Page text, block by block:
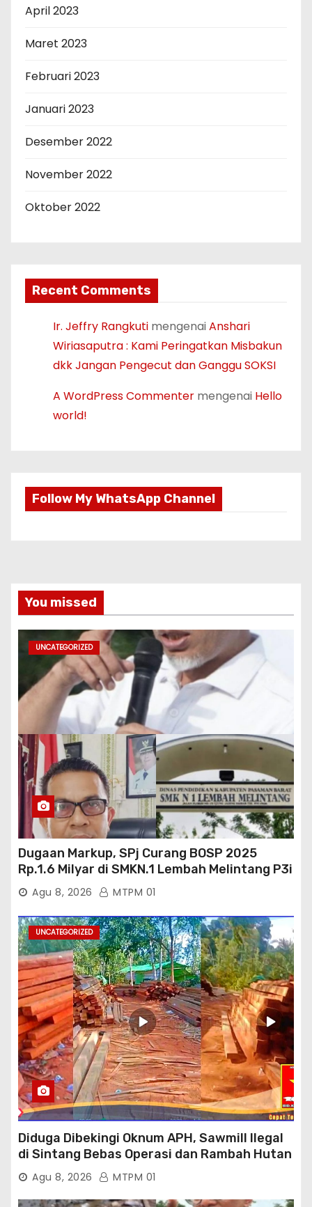
April 2023
Maret 2023
Februari 2023
Januari 2023
Desember 2022
November 2022
Oktober 2022
Recent Comments
Ir. Jeffry Rangkuti mengenaiAnshari
Wiriasaputra : Kami Peringatkan Misbakun
dkk Jangan Pengecut dan Ganggu SOKSI
A WordPress Commenter mengenai Hello
world!
Follow My WhatsApp Channel
You missed
UNCATEGORIZED
Dugaan Markup, SPj Curang BOSP 2025
Rp.1.6 Milyar di SMKN.1 Lembah Melintang P3i
: Kajati Sumbar Panggil dan Periksa
Agu 8, 2026 MTPM 01
UNCATEGORIZED
Diduga Dibekingi Oknum APH, Sawmill Ilegal
di Sintang Bebas Operasi dan Rambah Hutan
Lindung
Agu 8, 2026 MTPM 01